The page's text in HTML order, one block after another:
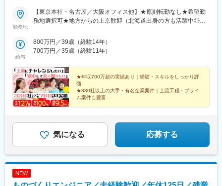
駅、飯能駅、高麗川駅、坂戸駅(埼玉県)、若葉駅、東松山駅、蓮田
駅、白岡駅、幸手駅、加須駅、羽生駅、西武秩父駅、小川町駅(埼
玉県)、武蔵嵐山駅、森林公園駅(埼玉県)、寄居駅、毛呂駅、越生
駅、皆野駅、神保原駅、丹荘駅、用土駅、鶴瀬駅、大袋駅、霞ケ
関駅(埼玉県)、白久駅、竹沢駅、鶴見駅、東神奈川駅、保土ケ谷
駅、瀬谷駅、本郷台駅、二俣川駅、鹿島田駅、宮前平駅、新百合
ケ丘駅、相模大野駅、横須賀中央駅、逗子駅、三崎口駅、本厚木
駅、伊勢原駅、秦野駅、座間駅、大雄山駅、宮山駅、二宮駅、大
磯駅、松田駅、開成駅、山北駅、真鶴駅、箱根湯本駅、かしわ台
駅、逗子・葉山駅、番田駅(神奈川県)、阿夫利神社駅、上大井駅、
駅、白井駅、千葉ニュータウン中央駅、四街道駅、五井駅、袖ケ
浦駅、木更津駅、君津駅、青堀駅、茂原駅、東金駅、大網駅、八
街駅、成東駅、佐原駅、八日市場駅、旭駅(千葉県)、銚子駅、勝浦
勤務地
【東京本社・名古屋／大阪オフィス他】★原則転勤なし★希望勤
務地選択可★地方からの上京歓迎（北海道出身の方も活躍中◎）
トOK【勤務地詳細】本社（池袋）、東京都23区内、名古屋オフィ
ス（名駅）、名古屋市または名古屋市近辺、大阪オフィス（堂
務～上京応援！～当社を起点に100キロ以上300キロ未満は5万円
300キロ以上は10万円など規定により支給可能。【オフィス一
覧】■本社東京都豊島区西池袋1-11-1メトロポリタンプラザビル
21階■名古屋オフィス愛知県名古屋市西区名駅1-1-17名駅ダイヤ
メイテツビル5階■大阪オフィス大阪府大阪市北区堂山町１-５ 三
共梅田ビル９階※本社にて1日のみ入社オリエンテーションがござ
口より徒歩1分（駅直結）■名古屋オフィスJR「名古屋駅」より徒
歩4分■大阪オフィス各線「梅田駅」「東梅田駅」より徒歩7分
給与
800万円／39歳（経験14年）
700万円／35歳（経験11年）
★年収700万超の実績あり｜経験・スキルをしっかり評
価
★330社以上の大手・有名企業案件｜上流工程・プライ
ム案件も豊富
気になる 応募する
NEW